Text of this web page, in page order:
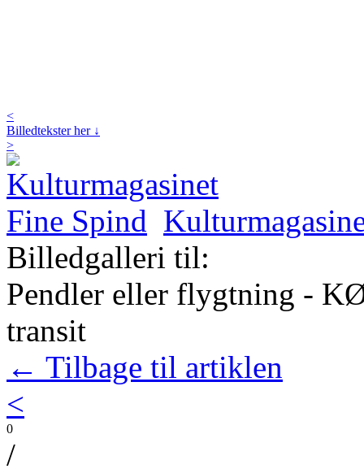
<
Billedtekster her ↓
>
Billedgalleri til:
Pendler eller flygtning -
transit
← Tilbage til artiklen
<
0
/